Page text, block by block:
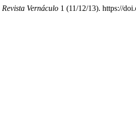
Revista Vernáculo 1 (11/12/13). https://